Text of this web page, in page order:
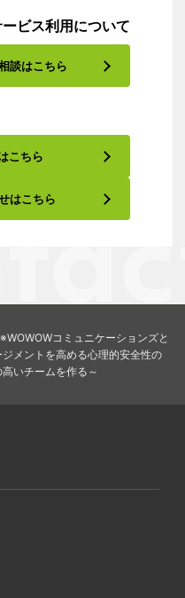
ビス利用について
談はこちら
こちら
はこちら
コミュニケーションズと
メントを高める心理的安全性の
いチームを作る～